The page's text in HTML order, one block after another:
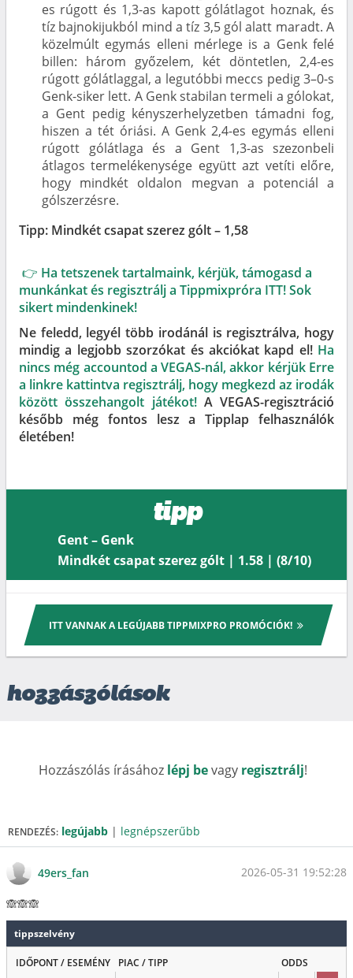
es rúgott és 1,3-as kapott gólátlagot hoznak, és
tíz bajnokijukból mind a tíz 3,5 gól alatt maradt. A
közelmúlt egymás elleni mérlege is a Genk felé
billen: három győzelem, két döntetlen, 2,4-es
rúgott gólátlaggal, a legutóbbi meccs pedig 3–0-s
Genk-siker lett. A Genk stabilan termeli a gólokat,
a Gent pedig kényszerhelyzetben támadni fog,
hiszen a tét óriási. A Genk 2,4-es egymás elleni
rúgott gólátlaga és a Gent 1,3-as szezonbeli
átlagos termelékenysége együtt azt vetíti előre,
hogy mindkét oldalon megvan a potenciál a
gólszerzésre.
Tipp: Mindkét csapat szerez gólt – 1,58
👉 Ha tetszenek tartalmaink, kérjük, támogasd a
munkánkat és regisztrálj a Tippmixpróra ITT! Sok
sikert mindenkinek!
Ne feledd, legyél több irodánál is regisztrálva, hogy
mindig a legjobb szorzókat és akciókat kapd el! Ha
nincs még accountod a VEGAS-nál, akkor kérjük Erre
a linkre kattintva regisztrálj, hogy megkezd az irodák
között összehangolt játékot! A VEGAS-regisztráció
később még fontos lesz a Tipplap felhasználók
életében!
tipp
Gent – Genk
Mindkét csapat szerez gólt | 1.58 | (8/10)
ITT VANNAK A LEGÚJABB TIPPMIXPRO PROMÓCIÓK!
hozzászólások
Hozzászólás írásához lépj bevagy regisztrálj!
RENDEZÉS: legújabb | legnépszerűbb
49ers_fan 2026-05-31 19:52:28
🙈🙈🙈
tippszelvény
IDŐPONT / ESEMÉNY PIAC / TIPP ODDS